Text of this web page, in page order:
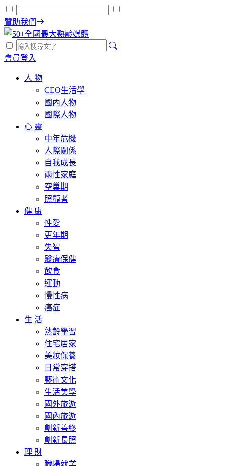
贊助我們
會員登入
人 物
CEO生活學
國內人物
國際人物
心 靈
中年危機
人際關係
自我成長
兩性家庭
空巢期
照顧者
健 康
性愛
更年期
失智
醫療保健
飲食
運動
慢性病
癌症
生 活
熟齡學習
住宅居家
美妝保養
日常穿搭
藝術文化
生活美學
國外旅遊
國內旅遊
創新善終
創新長照
理 財
職場就業